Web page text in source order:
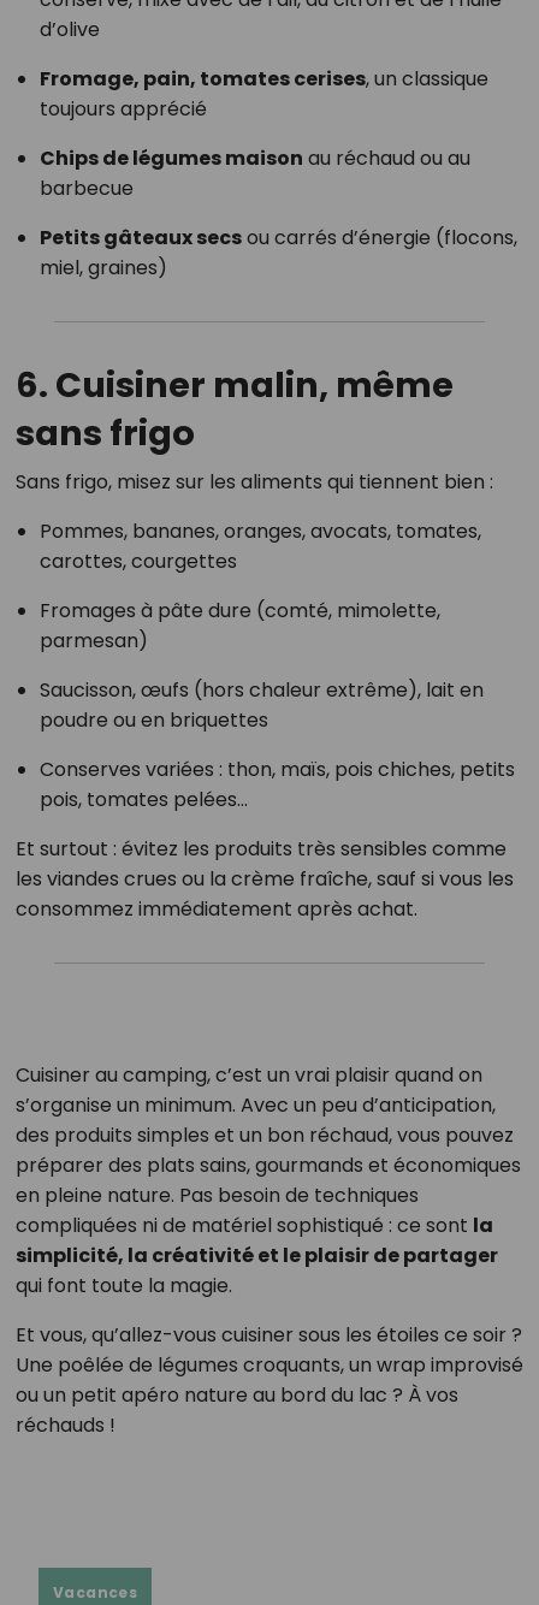
d’olive
Fromage, pain, tomates cerises, un classique
toujours apprécié
Chips de légumes maison au réchaud ou au
barbecue
Petits gâteaux secsou carrés d’énergie (flocons,
miel, graines)
6. Cuisiner malin, même
sans frigo
Sans frigo, misez sur les aliments qui tiennent bien :
Pommes, bananes, oranges, avocats, tomates,
carottes, courgettes
Fromages à pâte dure (comté, mimolette,
parmesan)
Saucisson, œufs (hors chaleur extrême), lait en
poudre ou en briquettes
Conserves variées : thon, maïs, pois chiches, petits
pois, tomates pelées…
Et surtout : évitez les produits très sensibles comme
les viandes crues ou la crème fraîche, sauf si vous les
consommez immédiatement après achat.
Cuisiner au camping, c’est un vrai plaisir quand on
s’organise un minimum. Avec un peu d’anticipation,
des produits simples et un bon réchaud, vous pouvez
préparer des plats sains, gourmands et économiques
en pleine nature. Pas besoin de techniques
compliquées ni de matériel sophistiqué : ce sont la
simplicité, la créativité et le plaisir de partager
qui font toute la magie.
Et vous, qu’allez-vous cuisiner sous les étoiles ce soir ?
Une poêlée de légumes croquants, un wrap improvisé
ou un petit apéro nature au bord du lac ? À vos
réchauds !
Vacances